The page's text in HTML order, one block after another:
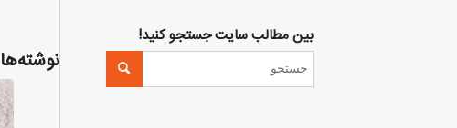
نوشته‌ها
بین مطالب سایت جستجو کنید!